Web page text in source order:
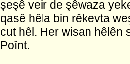
şeşê veir de şêwaza
qasê hêla bin rêkevta
cut hêl. Her wisan hêlên
Poînt.